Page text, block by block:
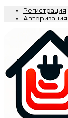
Регистрация
Авторизация